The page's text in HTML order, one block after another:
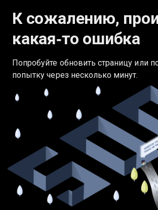
К сожалению,
какая‑то ошибка
Попробуйте обновить страницу или
попытку через несколько минут.